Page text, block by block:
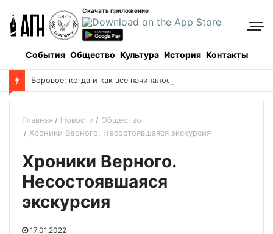
Скачать приложение
События Общество Культура История Контакты
Боровое: когда и как все начиналось, и кто все начинал
Главная Новости
Общество
Хроники Верного. Несостоявшаяся экскурсия
Хроники Верного.
Несостоявшаяся
экскурсия
17.01.2022